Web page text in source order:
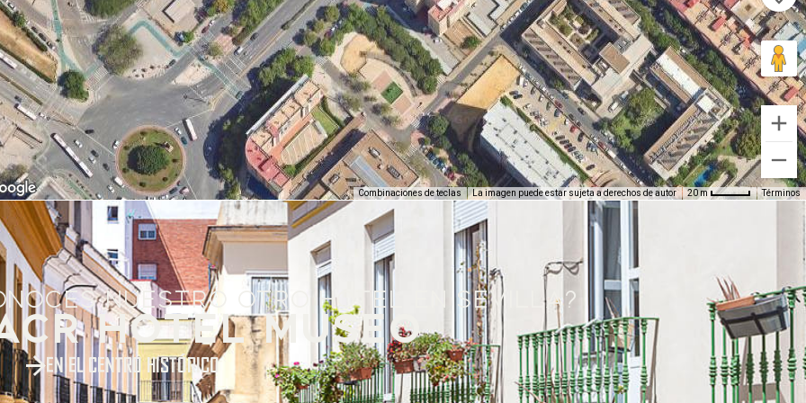
NUESTRO OTRO HOTEL EN SEVILLA?
HOTEL MUSEO
EN EL CENTRO HISTÓRICO